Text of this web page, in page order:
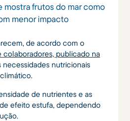
mostra frutos do mar como
menor impacto
de acordo com o
colaboradores, publicado na
necessidades nutricionais
de nutrientes e as
efeito estufa, dependendo